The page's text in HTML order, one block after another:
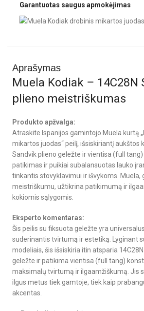
Garantuotas saugus apmokėjimas
Aprašymas
Muela Kodiak – 14C28N
plieno meistriškumas
Produkto apžvalga:
Atraskite Ispanijos gamintojo Muela kurtą
mikartos juodas“ peilį, išsiskiriantį aukštos
Sandvik plieno geležte ir vientisa (full
patikimas ir puikiai subalansuotas lauko
tinkantis stovyklavimui ir išvykoms. Muela,
meistriškumu, užtikrina patikimumą ir
kokiomis sąlygomis.
Eksperto komentaras:
Šis peilis su fiksuota geležte yra
suderinantis tvirtumą ir estetiką. Lyginant
modeliais, šis išsiskiria itin atsparia
geležte ir patikima vientisa (full tang)
maksimalų tvirtumą ir ilgaamžiškumą. Jis
ilgus metus tiek gamtoje, tiek kaip
akcentas.